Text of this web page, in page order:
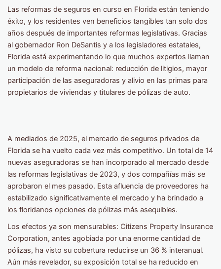
Las reformas de seguros en curso en Florida están teniendo
éxito, y los residentes ven beneficios tangibles tan solo dos
años después de importantes reformas legislativas. Gracias
al gobernador Ron DeSantis y a los legisladores estatales,
Florida está experimentando lo que muchos expertos llaman
un modelo de reforma nacional: reducción de litigios, mayor
participación de las aseguradoras y alivio en las primas para
propietarios de viviendas y titulares de pólizas de auto.
A mediados de 2025, el mercado de seguros privados de
Florida se ha vuelto cada vez más competitivo. Un total de 14
nuevas aseguradoras se han incorporado al mercado desde
las reformas legislativas de 2023, y dos compañías más se
aprobaron el mes pasado. Esta afluencia de proveedores ha
estabilizado significativamente el mercado y ha brindado a
los floridanos opciones de pólizas más asequibles.
Los efectos ya son mensurables: Citizens Property Insurance
Corporation, antes agobiada por una enorme cantidad de
pólizas, ha visto su cobertura reducirse un 36 % interanual.
Aún más revelador, su exposición total se ha reducido en